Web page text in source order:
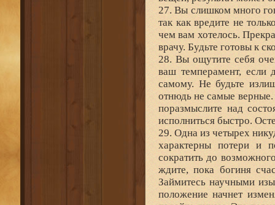
27. Вы слишком много
так как вредите не
чем вам хотелось.
врачу. Будьте готовы к
28. Вы ощутите себя
ваш темперамент, если
самому. Не будьте
отнюдь не самые верные.
поразмыслите над
исполниться быстро.
29. Одна из четырех
характерны потери и
сократить до
ждите, пока богиня
Займитесь научными
положение начнет